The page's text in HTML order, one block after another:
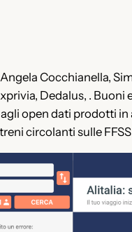
Cocchianella,
Dedalus, . Buoni
open dati prodotti
circolanti sulle